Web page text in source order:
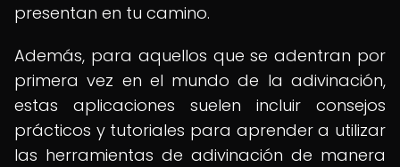
presentan en tu camino.
Además, para aquellos que se adentran por
primera vez en el mundo de la adivinación,
estas aplicaciones suelen incluir consejos
prácticos y tutoriales para aprender a utilizar
las herramientas de adivinación de manera